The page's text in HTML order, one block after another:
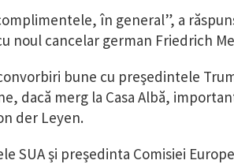
în general”, a
noul cancelar german Friedrich
bune cu preşedintele
dacă merg la Casa Albă,
der Leyen.
SUA şi preşedinta Comisiei